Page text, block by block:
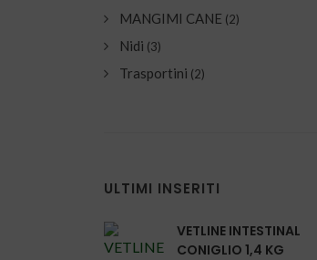
MANGIMI CANE (2)
Nidi (3)
Trasportini (2)
ULTIMI INSERITI
VETLINE INTESTINAL
CONIGLIO 1,4 KG